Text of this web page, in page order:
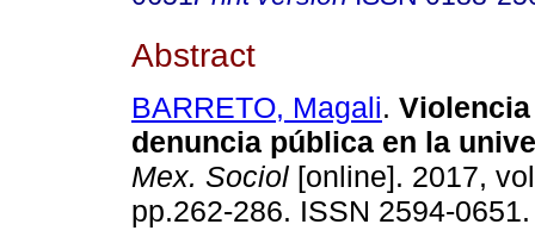
Abstract
BARRETO, Magali.
denuncia pública en la
Mex. Sociol [online]. 2017,
pp.262-286. ISSN 2594-0651.